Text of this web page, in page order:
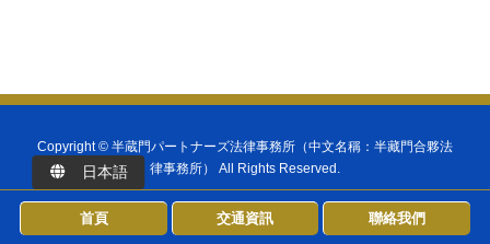
日本語
Copyright © 半蔵門パートナーズ法律事務所（中文名稱：半藏門合夥法
律事務所）
All Rights Reserved.
首頁 交通資訊 聯絡我們